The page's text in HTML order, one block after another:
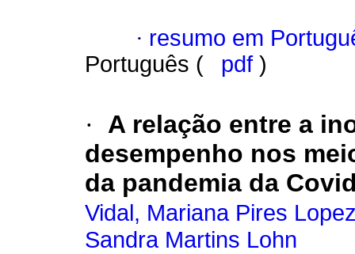
· resumo em
Português (
pdf )
·
A relação entre a
desempenho nos
da pandemia da
Vidal, Mariana Pires
Sandra Martins Lohn